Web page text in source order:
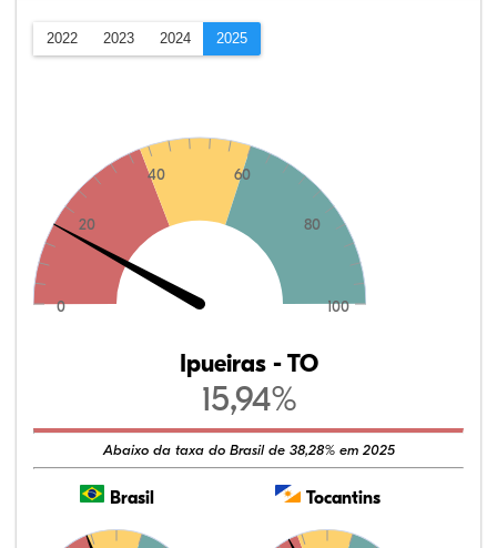
2022 2023 2024 2025
0
20
40 60
80
100
Ipueiras - TO
15,94%
Abaixo da taxa do Brasil de 38,28% em 2025
Brasil Tocantins